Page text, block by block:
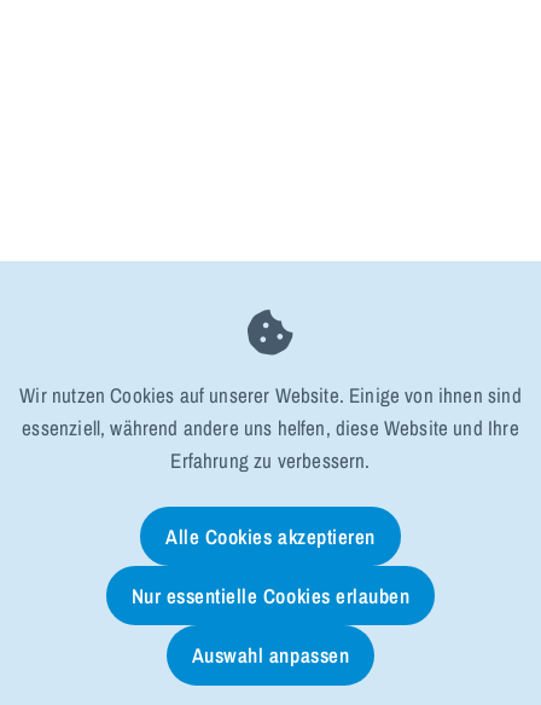
Wir nutzen Cookies auf unserer Website. Einige von ihnen sind
essenziell, während andere uns helfen, diese Website und Ihre
Erfahrung zu verbessern.
Alle Cookies akzeptieren
Nur essentielle Cookies erlauben
Auswahl anpassen